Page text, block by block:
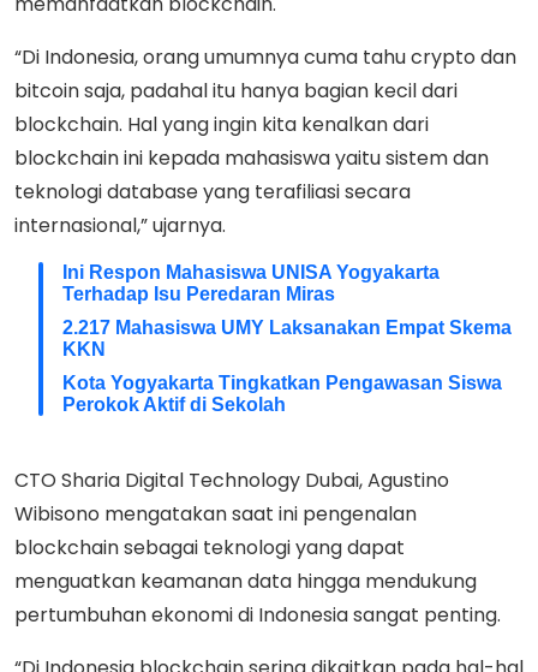
“Di Indonesia, orang umumnya cuma tahu crypto dan
bitcoin saja, padahal itu hanya bagian kecil dari
blockchain. Hal yang ingin kita kenalkan dari
blockchain ini kepada mahasiswa yaitu sistem dan
teknologi database yang terafiliasi secara
internasional,” ujarnya.
Ini Respon Mahasiswa UNISA Yogyakarta
Terhadap Isu Peredaran Miras
2.217 Mahasiswa UMY Laksanakan Empat Skema
KKN
Kota Yogyakarta Tingkatkan Pengawasan Siswa
Perokok Aktif di Sekolah
CTO Sharia Digital Technology Dubai, Agustino
Wibisono mengatakan saat ini pengenalan
blockchain sebagai teknologi yang dapat
menguatkan keamanan data hingga mendukung
pertumbuhan ekonomi di Indonesia sangat penting.